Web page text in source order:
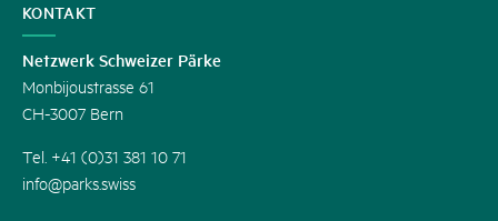
KONTAKT
Netzwerk Schweizer Pärke
Monbijoustrasse 61
CH-3007 Bern
Tel. +41 (0)31 381 10 71
info@parks.swiss